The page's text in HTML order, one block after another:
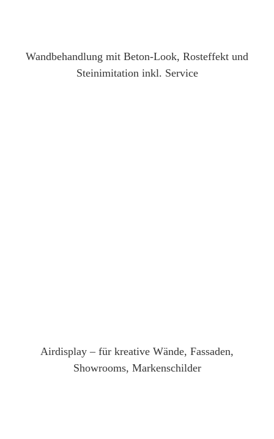
Wandbehandlung mit Beton-Look, Rosteffekt und
Steinimitation inkl. Service
Airdisplay – für kreative Wände, Fassaden,
Showrooms, Markenschilder